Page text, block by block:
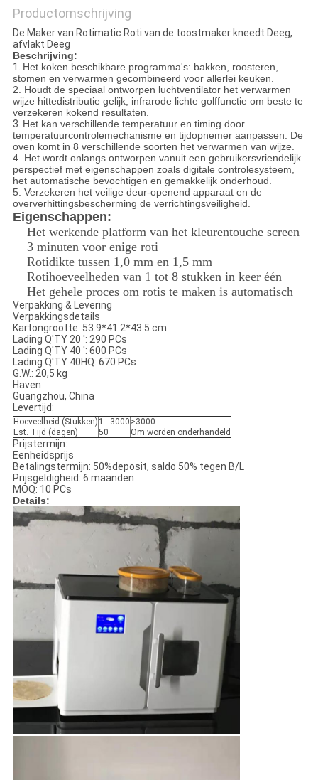
Productomschrijving
De Maker van Rotimatic Roti van de toostmaker kneedt Deeg,
afvlakt Deeg
Beschrijving:
1. Het koken beschikbare programma's: bakken, roosteren,
stomen en verwarmen gecombineerd voor allerlei keuken.
2. Houdt de speciaal ontworpen luchtventilator het verwarmen
wijze hittedistributie gelijk, infrarode lichte golffunctie om beste te
verzekeren kokend resultaten.
3. Het kan verschillende temperatuur en timing door
temperatuurcontrolemechanisme en tijdopnemer aanpassen. De
oven komt in 8 verschillende soorten het verwarmen van wijze.
4. Het wordt onlangs ontworpen vanuit een gebruikersvriendelijk
perspectief met eigenschappen zoals digitale controlesysteem,
het automatische bevochtigen en gemakkelijk onderhoud.
5. Verzekeren het veilige deur-openend apparaat en de
oververhittingsbescherming de verrichtingsveiligheid.
Eigenschappen:
Het werkende platform van het kleurentouche screen
3 minuten voor enige roti
Rotidikte tussen 1,0 mm en 1,5 mm
Rotihoeveelheden van 1 tot 8 stukken in keer één
Het gehele proces om rotis te maken is automatisch
Verpakking & Levering
Verpakkingsdetails
Kartongrootte: 53.9*41.2*43.5 cm
Lading Q'TY 20 ': 290 PCs
Lading Q'TY 40 ': 600 PCs
Lading Q'TY 40HQ: 670 PCs
G.W.: 20,5 kg
Haven
Guangzhou, China
Levertijd:
Hoeveelheid (Stukken) 1 - 3000 >3000
Est. Tijd (dagen)
50 Om worden onderhandeld
Prijstermijn:
Eenheidsprijs
Betalingstermijn: 50%deposit, saldo 50% tegen B/L
Prijsgeldigheid: 6 maanden
MOQ: 10 PCs
Details: